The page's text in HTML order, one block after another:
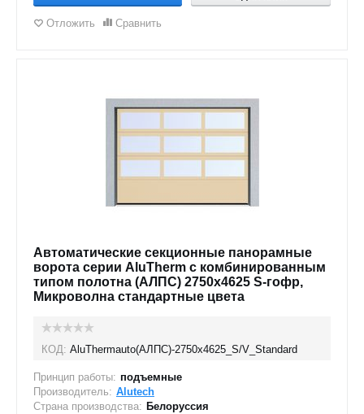
Отложить Сравнить
Автоматические секционные панорамные
ворота серии AluTherm с комбинированным
типом полотна (АЛПС) 2750х4625 S-гофр,
Микроволна стандартные цвета
КОД: AluThermauto(АЛПС)-2750х4625_S/V_Standard
Принцип работы: подъемные
Производитель: Alutech
Страна производства: Белоруссия